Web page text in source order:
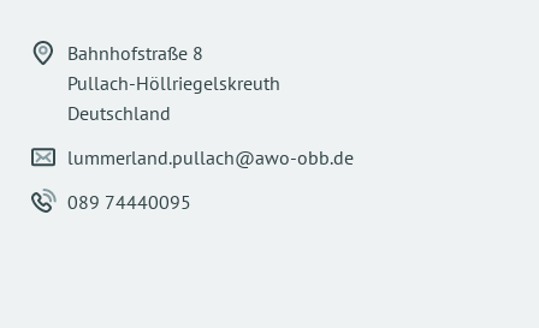
Bahnhofstraße 8
Pullach-Höllriegelskreuth
Deutschland
lummerland.pullach@awo-obb.de
089 74440095